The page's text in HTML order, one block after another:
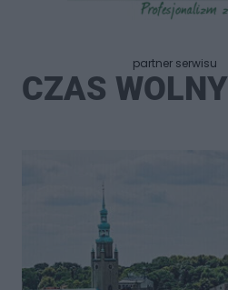
partner serwisu
CZAS WOLNY